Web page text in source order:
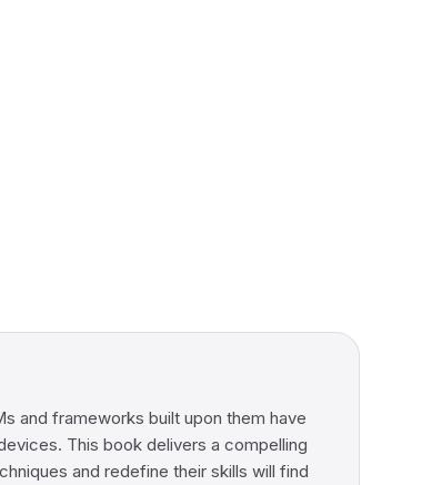
and frameworks built upon them have
This book delivers a compelling
and redefine their skills will find